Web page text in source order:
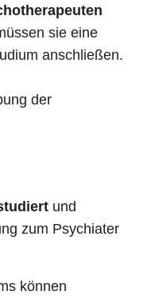
sie eine
anschließen.
der
und
zum Psychiater
können